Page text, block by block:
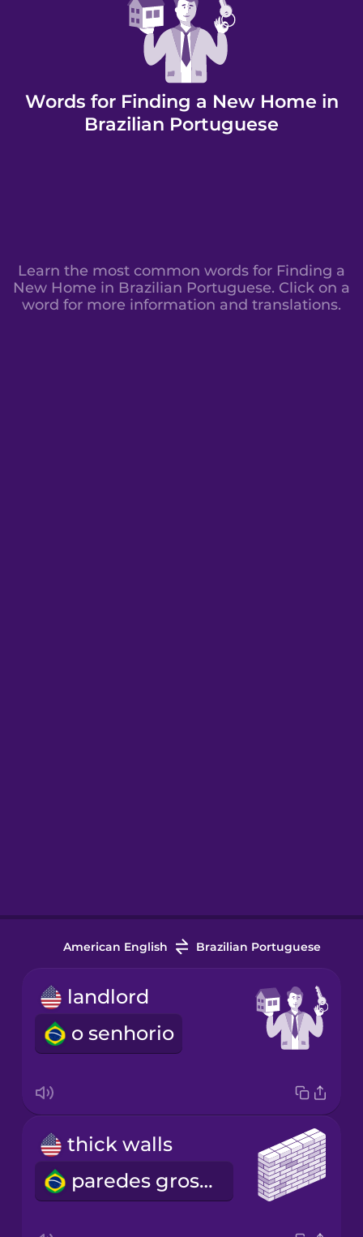
Words for Finding a New Home in
Brazilian Portuguese
Learn the most common words for Finding a
New Home in Brazilian Portuguese. Click on a
word for more information and translations.
American English Brazilian Portuguese
landlord
o senhorio
thick walls
paredes grossas